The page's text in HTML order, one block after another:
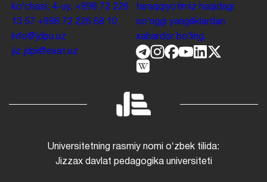
koʻchasi, 4-uy. +998 72 226
13 57 +998 72 226 68 10
info@jdpu.uz
jiz.jdpi@exat.uz
taraqqiyotimiz haqidagi
soʻnggi yangiliklardan
xabardor boʻling.
Universitetning rasmiy nomi oʻzbek tilida:
Jizzax davlat pedagogika universiteti